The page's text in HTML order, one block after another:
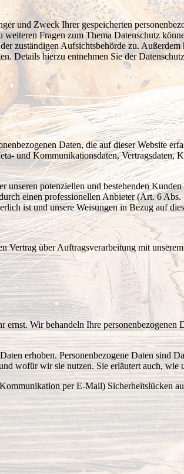
und Zweck Ihrer gespeicherten
Fragen zum Thema Datenschutz
zuständigen Aufsichtsbehörde zu.
Details hierzu entnehmen Sie der
Daten, die auf dieser Website
und Kommunikationsdaten, Vertragsdaten,
unseren potenziellen und bestehenden
einen professionellen Anbieter (Art. 6
ist und unsere Weisungen in Bezug auf
über Auftragsverarbeitung mit
Wir behandeln Ihre personenbezogenen
erhoben. Personenbezogene Daten sind
wofür wir sie nutzen. Sie erläutert auch, wie
per E-Mail) Sicherheitslücken